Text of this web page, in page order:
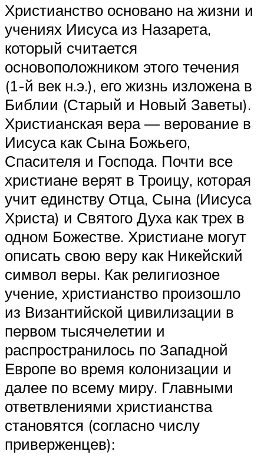
Христианство основано на жизни и
учениях Иисуса из Назарета,
который считается
основоположником этого течения
(1-й век н.э.), его жизнь изложена в
Библии (Старый и Новый Заветы).
Христианская вера — верование в
Иисуса как Сына Божьего,
Спасителя и Господа. Почти все
христиане верят в Троицу, которая
учит единству Отца, Сына (Иисуса
Христа) и Святого Духа как трех в
одном Божестве. Христиане могут
описать свою веру как Никейский
символ веры. Как религиозное
учение, христианство произошло
из Византийской цивилизации в
первом тысячелетии и
распространилось по Западной
Европе во время колонизации и
далее по всему миру. Главными
ответвлениями христианства
становятся (согласно числу
приверженцев):